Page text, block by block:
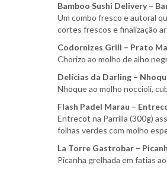
Bamboo Sushi Delivery –
Um combo fresco e autoral
cortes frescos e finalização
Codornizes Grill – Prato
Chorizo ao molho de alho
Delícias da Darling –
Nhoque ao molho noccioli,
Flash Padel Marau –
Entrecot na Parrilla (300g)
folhas verdes com molho
La Torre Gastrobar –
Picanha grelhada em fatias